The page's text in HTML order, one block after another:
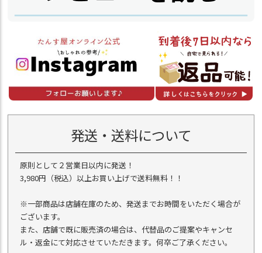
発送・送料について
原則として２営業日以内に発送！
3,980円（税込）以上お買い上げで送料無料！！
※一部商品は店舗在庫のため、発送までお時間をいただく場合が
ございます。
また、店舗で既に販売済の場合は、代替品のご提案やキャンセ
ル・返金にて対応させていただきます。何卒ご了承ください。